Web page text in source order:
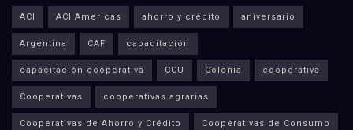
ACI ACI Americas ahorro y crédito aniversario
Argentina CAF capacitación
capacitación cooperativa CCU Colonia cooperativa
Cooperativas cooperativas agrarias
Cooperativas de Ahorro y Crédito Cooperativas de Consumo